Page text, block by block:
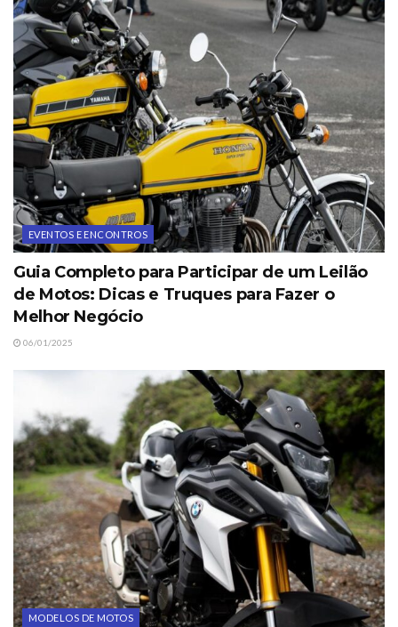
EVENTOS E ENCONTROS
Guia Completo para Participar de um Leilão
de Motos: Dicas e Truques para Fazer o
Melhor Negócio
06/01/2025
MODELOS DE MOTOS